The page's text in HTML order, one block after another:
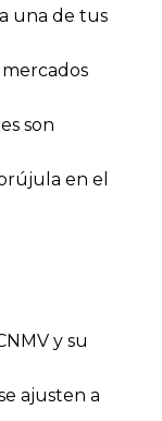
una de tus
son
en el
y su
ajusten a